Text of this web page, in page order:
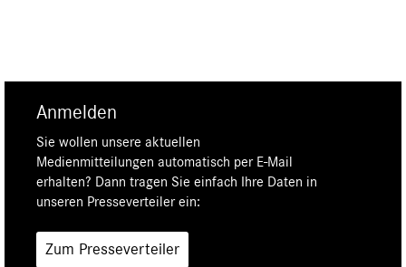
Anmelden
Sie wollen unsere aktuellen
Medienmitteilungen automatisch per E-Mail
erhalten? Dann tragen Sie einfach Ihre Daten in
unseren Presseverteiler ein:
Zum Presseverteiler